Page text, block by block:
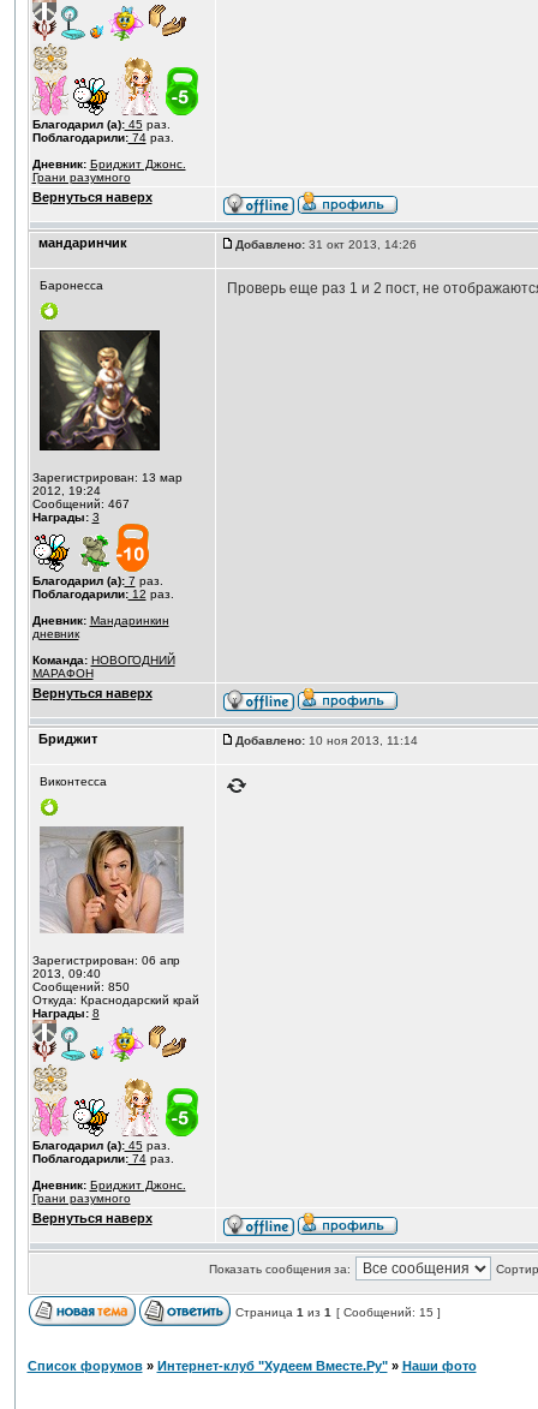
Благодарил (а):45раз.
Поблагодарили:74раз.
Дневник: Бриджит Джонс.
Грани разумного
Вернуться наверх
мандаринчик Добавлено:31 окт 2013, 14:26
Баронесса
Зарегистрирован: 13 мар
2012, 19:24
Сообщений: 467
Награды: 3
Благодарил (а):7 раз.
Поблагодарили:12 раз.
Дневник: Мандаринкин
дневник
Команда: НОВОГОДНИЙ
МАРАФОН
Проверь еще раз 1 и 2 пост, не
Вернуться наверх
Бриджит Добавлено:10 ноя 2013, 11:14
Виконтесса
Зарегистрирован: 06 апр
2013, 09:40
Сообщений: 850
Откуда: Краснодарский край
Награды: 8
Благодарил (а):45раз.
Поблагодарили:74раз.
Дневник: Бриджит Джонс.
Грани разумного
Вернуться наверх
Показать сообщения за:
Страница 1 из 1 [ Сообщений: 15 ]
Список форумов» Интернет-клуб "Худеем Вместе.Ру"» Наши фото